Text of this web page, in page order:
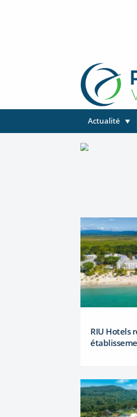
Actualité
RIU Hotels